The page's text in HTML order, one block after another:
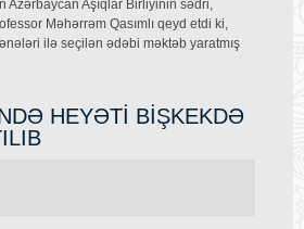
Azərbaycan Aşıqlar Birliyinin sədri,
Məhərrəm Qasımlı qeyd etdi ki,
ilə seçilən ədəbi məktəb yaratmış
HEYƏTİ BİŞKEKDƏ